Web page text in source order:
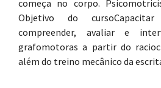
começa no corpo.
Objetivo do
compreender, avaliar e
grafomotoras a partir do
além do treino mecânico da